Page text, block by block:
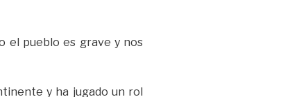
el pueblo es grave y nos
y ha jugado un rol